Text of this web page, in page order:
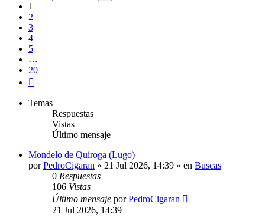
1
2
3
4
5
…
20
Temas
Respuestas
Vistas
Último mensaje
Mondelo de Quiroga (Lugo)
porPedroCigaran » 21 Jul 2026, 14:39 » en Buscas
0 Respuestas
106 Vistas
Último mensaje porPedroCigaran
21 Jul 2026, 14:39